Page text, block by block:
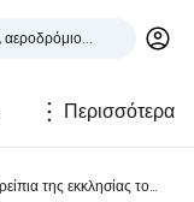
Περισσότερα
Ερείπια της εκκλησίας του Αγίου Παύλου